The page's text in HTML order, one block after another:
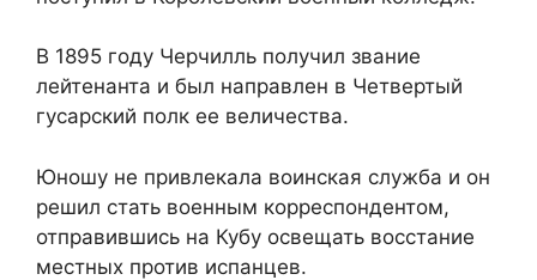
В 1895 году Черчилль получил звание
лейтенанта и был направлен в Четвертый
гусарский полк ее величества.
Юношу не привлекала воинская служба и он
решил стать военным корреспондентом,
отправившись на Кубу освещать восстание
местных против испанцев.